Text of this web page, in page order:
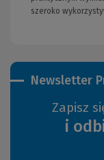
Newsletter
Zapisz
i
szeroko